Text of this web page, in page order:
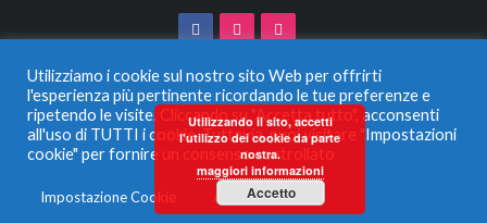
© 2024 Radio 104. Tutti i diritti riservati. Vietata la duplicazione
anche parziale.
Radio Monferrato Srl - P.IVA 00956220057 La società ha
ricevuto aiuti di Stato e aiuti de Minimis, soggetti all’obbligo di
pubblicazione nel Registro nazionale degli aiuti di Stato di cui
all’articolo 52 L.234/2012 che qui si intendono integralmente
Utilizziamo i cookie sul nostro sito Web per offrirti
l'esperienza più pertinente ricordando le tue preferenze e
ripetendo le visite. Cliccando su "Accetta tutto", acconsenti
all'uso di TUTTI i cookie. Tuttavia, puoi visitare "Impostazioni
cookie" per fornire un consenso controllato
Impostazione Cookie Accetta tutto
Utilizzando il sito, accetti
l'utilizzo dei cookie da parte
nostra.
maggiori informazioni
Accetto